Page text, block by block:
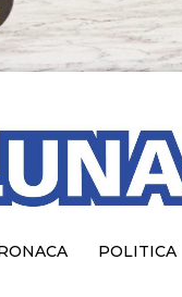
POLITICA